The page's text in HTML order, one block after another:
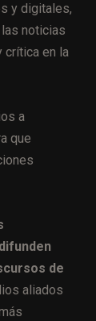
y digitales,
noticias
crítica en la
a
que
de
aliados